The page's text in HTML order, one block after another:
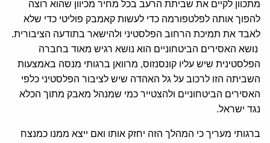
מתכוון לקיים את שביתת הרעב בכל מחיר מכיוון שהוא רוצה
להפוך אותה לפלטפורמה כדי לעשות קאמבק פוליטי כדי שלא
לאבד את תמיכת הרחוב הפלסטיני ולהישאר בתודעה הציבורית.
נושא האסירים הביטחוניים הוא נושא רגיש מאוד בחברה
הפלסטינית שיש עליו קונסנזוס, מרוואן ברגותי מנסה באמצעות
השביתה הזו לרכוב על גל האהדה שיש לציבור הפלסטיני כלפי
האסירים הביטחוניים ולהצטייר כמי שמנהל מאבק מתוך הכלא
נגד ישראל.
ברגותי מעריך כי המהלך הזה יחזק אותו ואם ייצא ממנו כמנצח